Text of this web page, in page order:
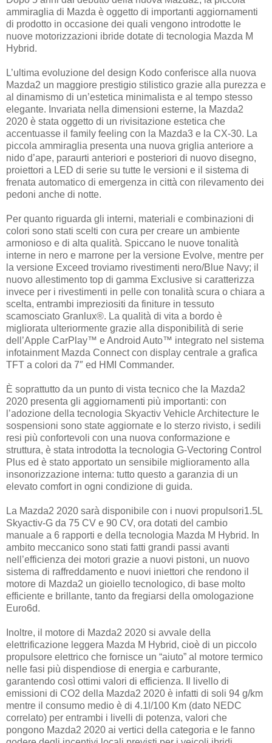
ammiraglia di Mazda è oggetto di importanti aggiornamenti
di prodotto in occasione dei quali vengono introdotte le
nuove motorizzazioni ibride dotate di tecnologia Mazda M
Hybrid.
L’ultima evoluzione del design Kodo conferisce alla nuova
Mazda2 un maggiore prestigio stilistico grazie alla purezza e
al dinamismo di un’estetica minimalista e al tempo stesso
elegante. Invariata nella dimensioni esterne, la Mazda2
2020 è stata oggetto di un rivisitazione estetica che
accentuasse il family feeling con la Mazda3 e la CX-30. La
piccola ammiraglia presenta una nuova griglia anteriore a
nido d’ape, paraurti anteriori e posteriori di nuovo disegno,
proiettori a LED di serie su tutte le versioni e il sistema di
frenata automatico di emergenza in città con rilevamento dei
pedoni anche di notte.
Per quanto riguarda gli interni, materiali e combinazioni di
colori sono stati scelti con cura per creare un ambiente
armonioso e di alta qualità. Spiccano le nuove tonalità
interne in nero e marrone per la versione Evolve, mentre per
la versione Exceed troviamo rivestimenti nero/Blue Navy; il
nuovo allestimento top di gamma Exclusive si caratterizza
invece per i rivestimenti in pelle con tonalità scura o chiara a
scelta, entrambi impreziositi da finiture in tessuto
scamosciato Granlux®. La qualità di vita a bordo è
migliorata ulteriormente grazie alla disponibilità di serie
dell’Apple CarPlay™ e Android Auto™ integrato nel sistema
infotainment Mazda Connect con display centrale a grafica
TFT a colori da 7″ ed HMI Commander.
È soprattutto da un punto di vista tecnico che la Mazda2
2020 presenta gli aggiornamenti più importanti: con
l’adozione della tecnologia Skyactiv Vehicle Architecture le
sospensioni sono state aggiornate e lo sterzo rivisto, i sedili
resi più confortevoli con una nuova conformazione e
struttura, è stata introdotta la tecnologia G-Vectoring Control
Plus ed è stato apportato un sensibile miglioramento alla
insonorizzazione interna: tutto questo a garanzia di un
elevato comfort in ogni condizione di guida.
La Mazda2 2020 sarà disponibile con i nuovi propulsori1.5L
Skyactiv-G da 75 CV e 90 CV, ora dotati del cambio
manuale a 6 rapporti e della tecnologia Mazda M Hybrid. In
ambito meccanico sono stati fatti grandi passi avanti
nell’efficienza dei motori grazie a nuovi pistoni, un nuovo
sistema di raffreddamento e nuovi iniettori che rendono il
motore di Mazda2 un gioiello tecnologico, di base molto
efficiente e brillante, tanto da fregiarsi della omologazione
Euro6d.
Inoltre, il motore di Mazda2 2020 si avvale della
elettrificazione leggera Mazda M Hybrid, cioè di un piccolo
propulsore elettrico che fornisce un “aiuto” al motore termico
nelle fasi più dispendiose di energia e carburante,
garantendo così ottimi valori di efficienza. Il livello di
emissioni di CO2 della Mazda2 2020 è infatti di soli 94 g/km
mentre il consumo medio è di 4.1l/100 Km (dato NEDC
correlato) per entrambi i livelli di potenza, valori che
pongono Mazda2 2020 ai vertici della categoria e le fanno